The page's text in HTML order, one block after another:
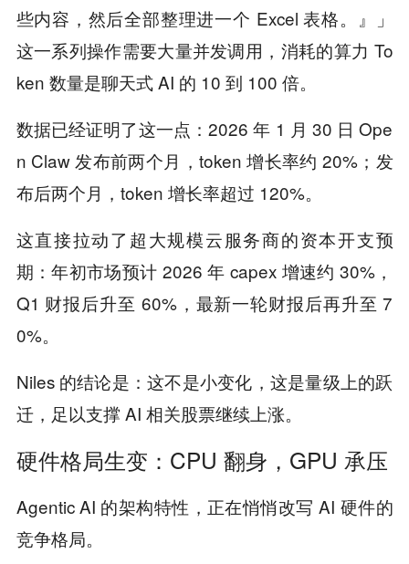
些内容，然后全部整理进一个 Excel 表格。』」
这一系列操作需要大量并发调用，消耗的算力 To
ken 数量是聊天式 AI 的 10 到 100 倍。
数据已经证明了这一点：2026 年 1 月 30 日 Ope
n Claw 发布前两个月，token 增长率约 20%；发
布后两个月，token 增长率超过 120%。
这直接拉动了超大规模云服务商的资本开支预
期：年初市场预计 2026 年 capex 增速约 30%，
Q1 财报后升至 60%，最新一轮财报后再升至 7
0%。
Niles 的结论是：这不是小变化，这是量级上的跃
迁，足以支撑 AI 相关股票继续上涨。
硬件格局生变：CPU 翻身，GPU 承压
Agentic AI 的架构特性，正在悄悄改写 AI 硬件的
竞争格局。